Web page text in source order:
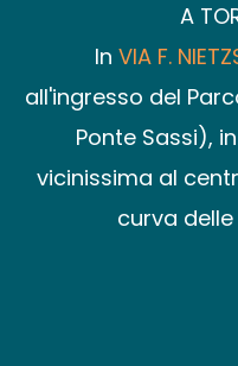
A
In VIA F.
all'ingresso del
Ponte Sassi),
vicinissima al
curva delle